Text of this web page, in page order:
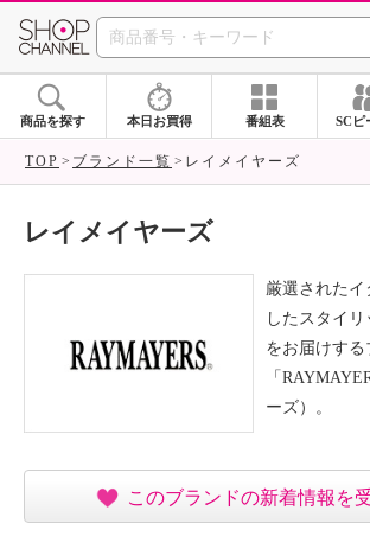
SHOP
商品を探す 本日お買得 番組表 SCピ
TOP ブランド一覧 レイメイヤーズ
レイメイヤーズ
厳選されたイ
したスタイ
をお届けする
「
ーズ）。
このブランドの新着情報を